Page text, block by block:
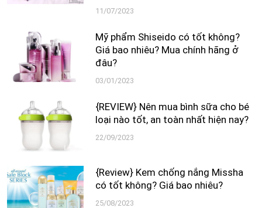
11/07/2023
Mỹ phẩm Shiseido có tốt không?
Giá bao nhiêu? Mua chính hãng ở
đâu?
03/01/2023
{REVIEW} Nên mua bình sữa cho bé
loại nào tốt, an toàn nhất hiện nay?
22/09/2023
{Review} Kem chống nắng Missha
có tốt không? Giá bao nhiêu?
25/08/2023